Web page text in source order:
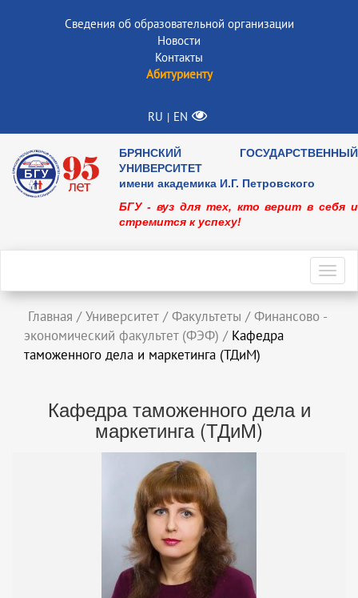
Сведения об образовательной организации
Новости
Контакты
Абитуриенту
RU | EN
БРЯНСКИЙ ГОСУДАРСТВЕННЫЙ
УНИВЕРСИТЕТ
имени академика И.Г. Петровского
БГУ - вуз для тех, кто верит в себя и
стремится к успеху!
Главная / Университет / Факультеты / Финансово -
экономический факультет (ФЭФ) / Кафедра
таможенного дела и маркетинга (ТДиМ)
Кафедра таможенного дела и
маркетинга (ТДиМ)